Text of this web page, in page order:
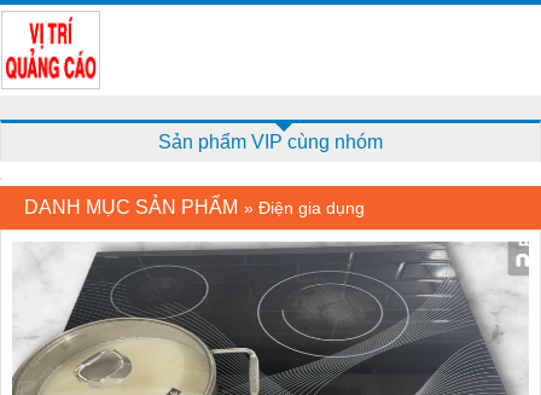
Sản phẩm VIP cùng nhóm
DANH MỤC SẢN PHẨM » Điện gia dụng